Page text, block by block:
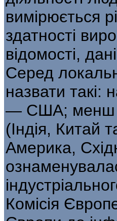
вимірюється
здатності
відомості,
Серед
назвати такі:
— США; менш
(Індія, Китай
Америка,
Комісія